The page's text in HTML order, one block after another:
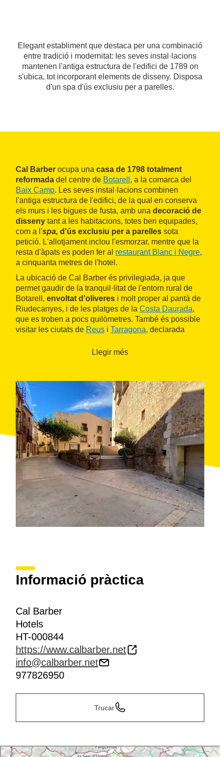
Elegant establiment que destaca per una combinació
entre tradició i modernitat: les seves instal·lacions
mantenen l'antiga estructura de l'edifici de 1789 on
s'ubica, tot incorporant elements de disseny. Disposa
d'un spa d'ús exclusiu per a parelles.
Cal Barber ocupa una casa de 1798 totalment
reformada del centre de Botarell , a la comarca del
Baix Camp. Les seves instal·lacions combinen
l'antiga estructura de l'edifici, de la qual en conserva
els murs i les bigues de fusta, amb una decoració de
disseny tant a les habitacions, totes ben equipades,
com a l'spa, d'ús exclusiu per a parelles sota
petició. L'allotjament inclou l'esmorzar, mentre que la
resta d'àpats es poden fer al restaurant Blanc i Negre,
a cinquanta metres de l'hotel.
La ubicació de Cal Barber és privilegiada, ja que
permet gaudir de la tranquil·litat de l'entorn rural de
Botarell, envoltat d'oliveres i molt proper al pantà de
Riudecanyes, i de les platges de la Costa Daurada,
que es troben a pocs quilòmetres. També és possible
visitar les ciutats de Reus i Tarragona, declarada
conjunt romà, així com passar una jornada
Llegir més
Informació pràctica
Cal Barber
Hotels
HT-000844
https://www.calbarber.net
info@calbarber.net
977826950
Trucar